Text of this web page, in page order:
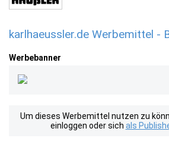
karlhaeussler.de Werbemittel -
Werbebanner
Um dieses Werbemittel nutzen zu
einloggen oder sich als